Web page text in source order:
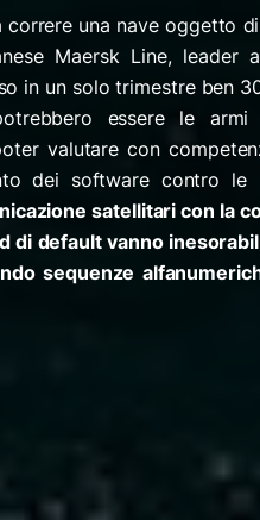
correre una nave oggetto
Maersk Line,
in un solo trimestre ben
essere le armi
valutare con
dei software contro
satellitari con la
di default vanno
sequenze